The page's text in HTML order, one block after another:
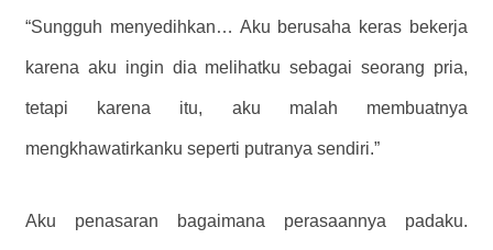
“Sungguh menyedihkan… Aku berusaha keras bekerja
karena aku ingin dia melihatku sebagai seorang pria,
tetapi karena itu, aku malah membuatnya
mengkhawatirkanku seperti putranya sendiri.”
Aku penasaran bagaimana perasaannya padaku.